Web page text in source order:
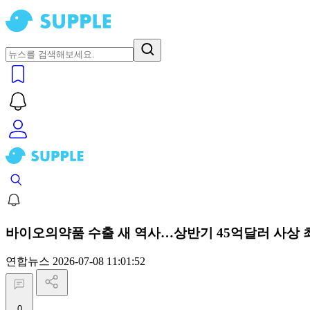
바이오의약품 수출 새 역사…상반기 45억달러 사상
연합뉴스 2026-07-08 11:01:52